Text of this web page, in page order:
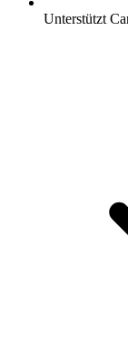
Unterstützt